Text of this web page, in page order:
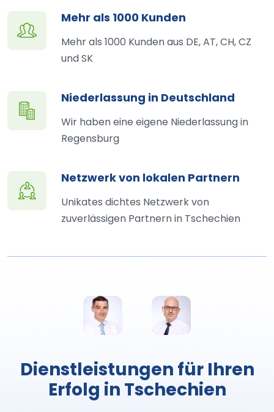
Mehr als 1000 Kunden
Mehr als 1000 Kunden aus DE, AT, CH, CZ
und SK
Niederlassung in Deutschland
Wir haben eine eigene Niederlassung in
Regensburg
Netzwerk von lokalen Partnern
Unikates dichtes Netzwerk von
zuverlässigen Partnern in Tschechien
Dienstleistungen für Ihren
Erfolg in Tschechien